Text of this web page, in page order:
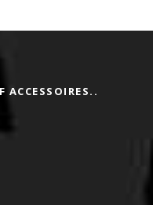
ACCESSOIRES..